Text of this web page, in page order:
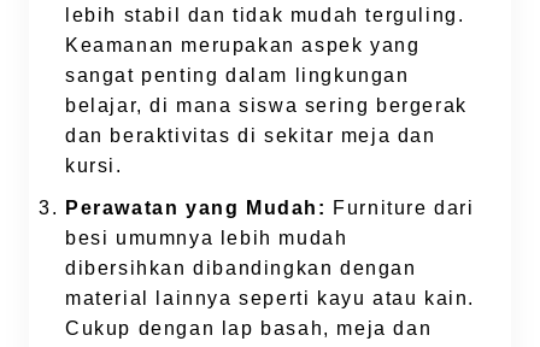
lebih stabil dan tidak mudah terguling.
Keamanan merupakan aspek yang
sangat penting dalam lingkungan
belajar, di mana siswa sering bergerak
dan beraktivitas di sekitar meja dan
kursi.
Perawatan yang Mudah: Furniture dari
besi umumnya lebih mudah
dibersihkan dibandingkan dengan
material lainnya seperti kayu atau kain.
Cukup dengan lap basah, meja dan